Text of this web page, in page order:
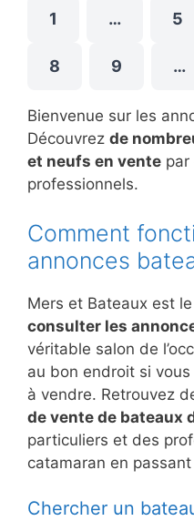
1 … 5
8 9 …
Bienvenue sur les
Découvrez de
et neufs en vente
professionnels.
Comment
annonces
Mers et Bateaux est
consulter les
véritable salon de
au bon endroit si
à vendre. Retrouvez
de vente de bateaux
particuliers et des
catamaran en
Chercher un